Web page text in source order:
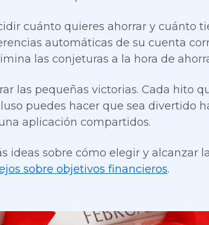
cuánto quieres ahorrar y cuánto
automáticas de su cuenta
las conjeturas a la hora de
las pequeñas victorias. Cada hito
puedes hacer que sea divertido
aplicación compartidos.
ideas sobre cómo elegir y alcanzar
sobre objetivos financieros.